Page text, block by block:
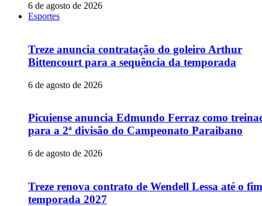
6 de agosto de 2026
Esportes
Treze anuncia contratação do goleiro Arthur
Bittencourt para a sequência da temporada
6 de agosto de 2026
Picuiense anuncia Edmundo Ferraz como
para a 2ª divisão do Campeonato Paraibano
6 de agosto de 2026
Treze renova contrato de Wendell Lessa até o
temporada 2027